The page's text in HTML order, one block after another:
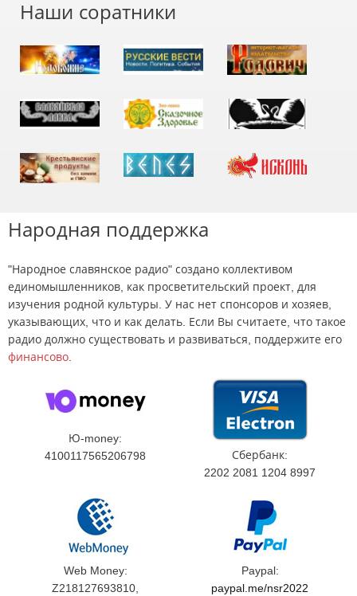
Наши соратники
Народная поддержка
"Народное славянское радио" создано коллективом
единомышленников, как просветительский проект, для
изучения родной культуры. У нас нет спонсоров и хозяев,
указывающих, что и как делать. Если Вы считаете, что такое
радио должно существовать и развиваться, поддержите его
финансово.
Ю-money:
4100117565206798
Сбербанк:
2202 2081 1204 8997
Web Money:
Z218127693810,
Paypal:
paypal.me/nsr2022